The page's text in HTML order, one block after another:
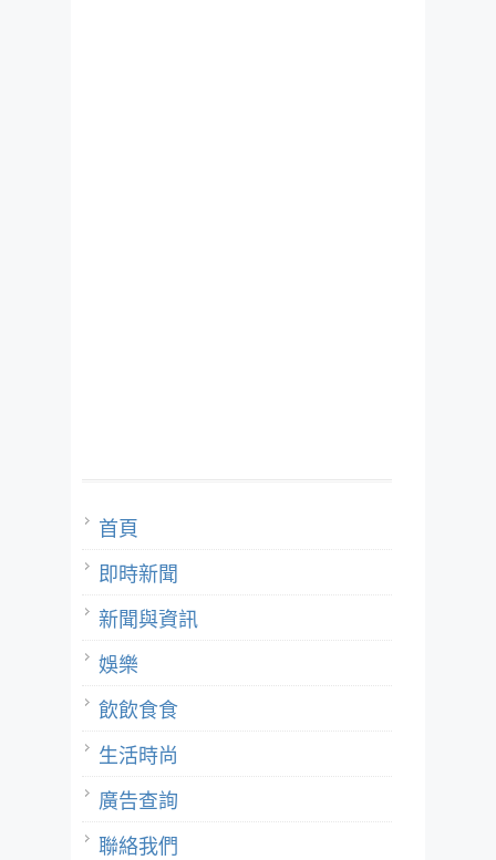
首頁
即時新聞
新聞與資訊
娛樂
飲飲食食
生活時尚
廣告查詢
聯絡我們